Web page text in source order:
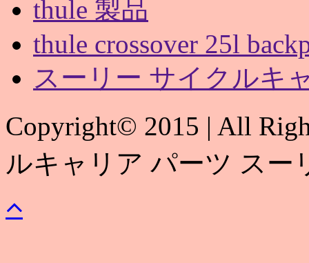
thule 製品
thule crossover 25l
スーリー サイクルキ
Copyright© 2015 | All
ルキャリア パーツ スー